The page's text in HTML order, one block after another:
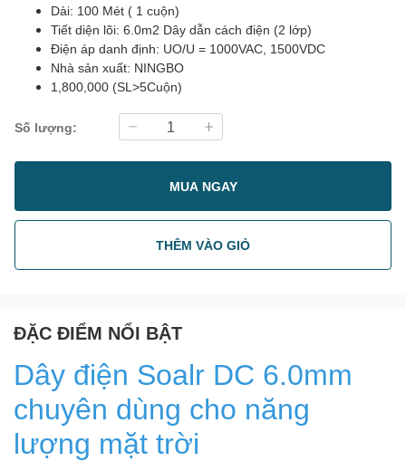
Dài: 100 Mét ( 1 cuộn)
Tiết diện lõi: 6.0m2 Dây dẫn cách điện (2 lớp)
Điện áp danh định: UO/U = 1000VAC, 1500VDC
Nhà sản xuất: NINGBO
1,800,000 (SL>5Cuộn)
Số lượng:
MUA NGAY
THÊM VÀO GIỎ
ĐẶC ĐIỂM NỔI BẬT
Dây điện Soalr DC 6.0mm
chuyên dùng cho năng
lượng mặt trời